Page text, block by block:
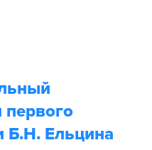
первого
Б.Н. Ельцина